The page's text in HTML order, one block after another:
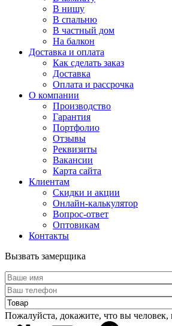
В нишу
В спальню
В частный дом
На балкон
Доставка и оплата
Как сделать заказ
Доставка
Оплата и рассрочка
О компании
Производство
Гарантия
Портфолио
Отзывы
Реквизиты
Вакансии
Карта сайта
Клиентам
Скидки и акции
Онлайн-калькулятор
Вопрос-ответ
Оптовикам
Контакты
Вызвать замерщика
Пожалуйста, докажите, что вы человек,